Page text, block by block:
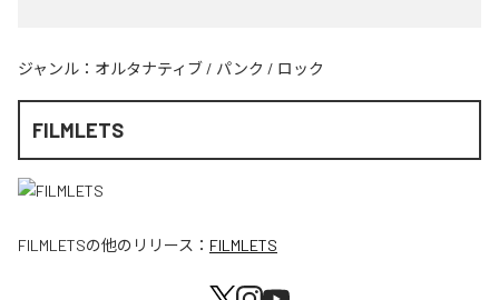
ジャンル： オルタナティブ / パンク / ロック
FILMLETS
FILMLETSの他のリリース： FILMLETS